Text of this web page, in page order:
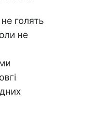
голять
не